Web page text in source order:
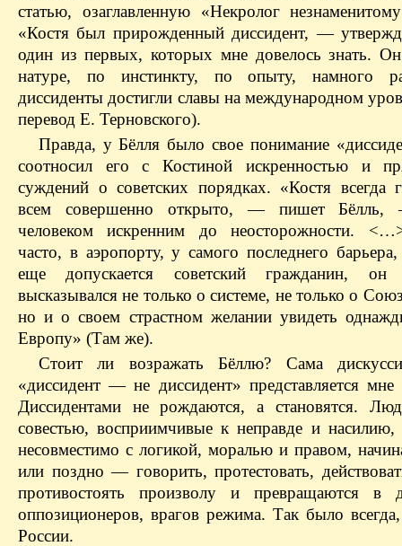
статью, озаглавленную «Некролог
«Костя был прирожденный диссидент, —
один из первых, которых мне довелось знать.
натуре, по инстинкту, по опыту, намного
диссиденты достигли славы на международном
перевод Е. Терновского).
Правда, у Бёлля было свое понимание
соотносил его с Костиной искренностью и
суждений о советских порядках. «Костя всегда
всем совершенно открыто, — пишет
человеком искренним до неосторожности.
часто, в аэропорту, у самого последнего
еще допускается советский гражданин, он
высказывался не только о системе, не только о
но и о своем страстном желании увидеть
Европу» (Там же).
Стоит ли возражать Бёллю? Сама
«диссидент — не диссидент» представляется мне
Диссидентами не рождаются, а становятся.
совестью, восприимчивые к неправде и
несовместимо с логикой, моралью и правом,
или поздно — говорить, протестовать,
противостоять произволу и превращаются в
оппозиционеров, врагов режима. Так было
России.